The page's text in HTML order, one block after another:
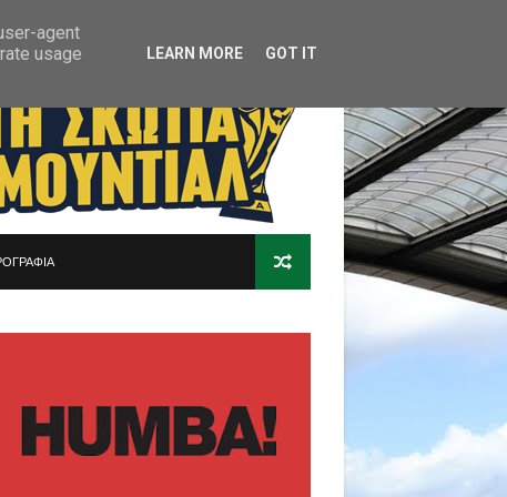
agent
usage
LEARN MORE GOT IT